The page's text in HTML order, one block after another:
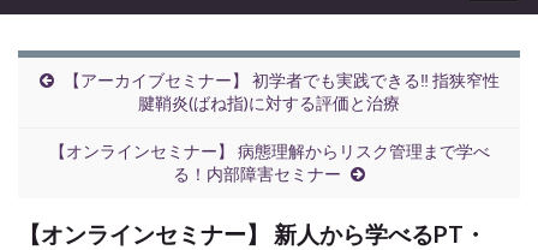
【アーカイブセミナー】 初学者でも実践できる‼︎ 指狭窄性
腱鞘炎(ばね指)に対する評価と治療
【オンラインセミナー】 病態理解からリスク管理まで学べ
る！内部障害セミナー
【オンラインセミナー】 新人から学べるPT・